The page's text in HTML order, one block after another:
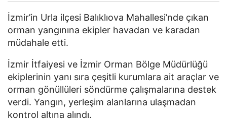
İzmir’in Urla ilçesi Balıklıova Mahallesi’nde çıkan
orman yangınına ekipler havadan ve karadan
müdahale etti.
İzmir İtfaiyesi ve İzmir Orman Bölge Müdürlüğü
ekiplerinin yanı sıra çeşitli kurumlara ait araçlar ve
orman gönüllüleri söndürme çalışmalarına destek
verdi. Yangın, yerleşim alanlarına ulaşmadan
kontrol altına alındı.